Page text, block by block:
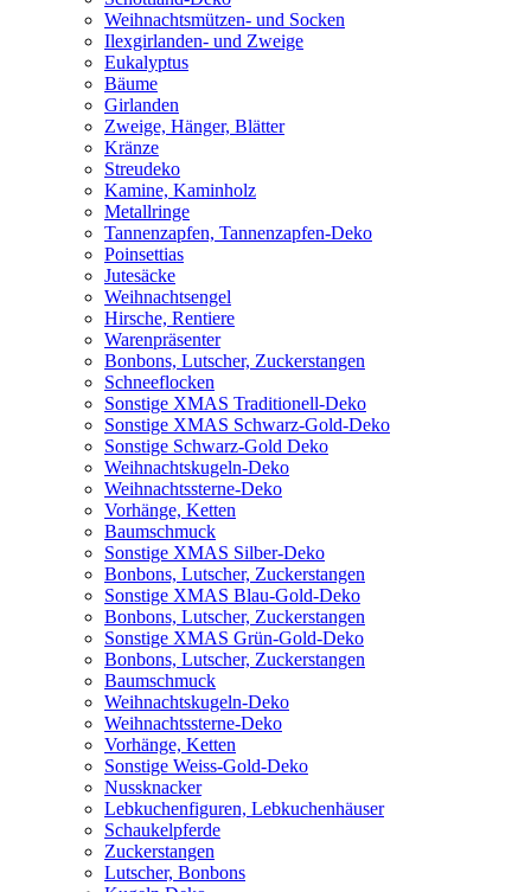
Weihnachtsmützen- und Socken
Ilexgirlanden- und Zweige
Eukalyptus
Bäume
Girlanden
Zweige, Hänger, Blätter
Kränze
Streudeko
Kamine, Kaminholz
Metallringe
Tannenzapfen, Tannenzapfen-Deko
Poinsettias
Jutesäcke
Weihnachtsengel
Hirsche, Rentiere
Warenpräsenter
Bonbons, Lutscher, Zuckerstangen
Schneeflocken
Sonstige XMAS Traditionell-Deko
Sonstige XMAS Schwarz-Gold-Deko
Sonstige Schwarz-Gold Deko
Weihnachtskugeln-Deko
Weihnachtssterne-Deko
Vorhänge, Ketten
Baumschmuck
Sonstige XMAS Silber-Deko
Bonbons, Lutscher, Zuckerstangen
Sonstige XMAS Blau-Gold-Deko
Bonbons, Lutscher, Zuckerstangen
Sonstige XMAS Grün-Gold-Deko
Bonbons, Lutscher, Zuckerstangen
Baumschmuck
Weihnachtskugeln-Deko
Weihnachtssterne-Deko
Vorhänge, Ketten
Sonstige Weiss-Gold-Deko
Nussknacker
Lebkuchenfiguren, Lebkuchenhäuser
Schaukelpferde
Zuckerstangen
Lutscher, Bonbons